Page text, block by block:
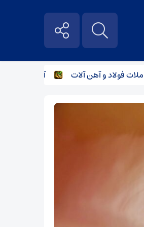
و آهن آلات آشتی مشتریان